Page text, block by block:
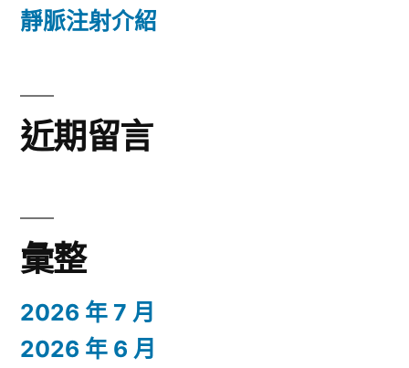
靜脈注射介紹
近期留言
彙整
2026 年 7 月
2026 年 6 月